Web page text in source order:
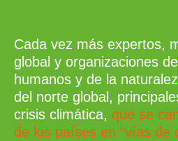
Cada vez más expertos,
global y organizaciones
humanos y de la
del norte global,
crisis climática, que se
de los países en “vías de